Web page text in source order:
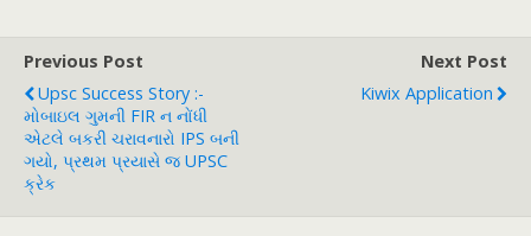
Previous Post
Upsc Success Story :-
મોબાઇલ ગુમની FIR ન નોંધી
એટલે બકરી ચરાવનારો IPS બની
ગયો, પ્રથમ પ્રયાસે જ UPSC
ક્રેક
Next Post
Kiwix Application